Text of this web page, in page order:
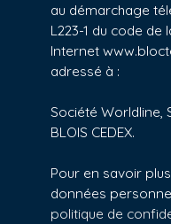
au démarchage
L223-1 du code
Internet
adressé à :
Société Worldline,
BLOIS CEDEX.
Pour en savoir
données
politique de